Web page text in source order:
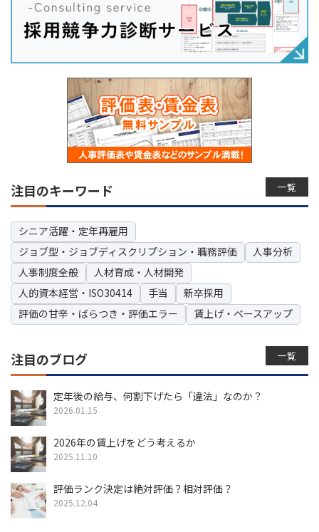
一覧
注目のキーワード
シニア活躍・定年再雇用
ジョブ型・ジョブディスクリプション・職務評価
人事分析
人事制度全般
人材育成・人材開発
人的資本経営・ISO30414
手当
新卒採用
評価の甘辛・ばらつき・評価エラー
賃上げ・ベースアップ
一覧
注目のブログ
定年後の給与、何割下げたら「違法」なのか？
2026.01.15
2026年の賃上げをどう考えるか
2025.11.10
評価ランク決定は絶対評価？相対評価？
2025.12.04